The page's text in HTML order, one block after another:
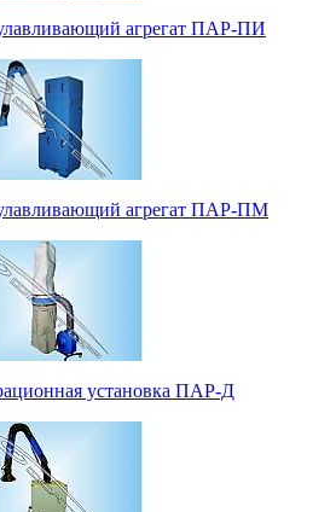
агрегат ПАР-ПИ
агрегат ПАР-ПМ
установка ПАР-Д